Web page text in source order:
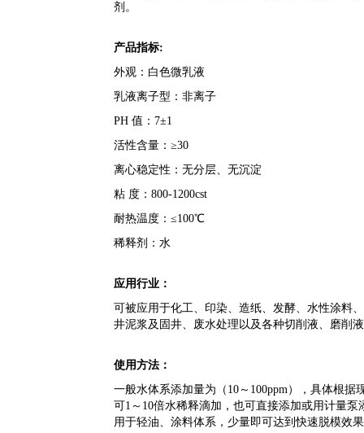
剂。
产品指标:
外观：白色微乳液
乳液离子型：非离子
PH 值： 7±1
活性含量： ≥30
离心稳定性：无分层、无沉淀
粘 度： 800-1200cst
耐热温度： ≤100℃
稀释剂：水
应用行业：
可被应用于化工、印染、造纸、发酵、水性涂料
井泥浆及固井、废水处理以及各种切削液、磨削
使用方法：
一般水体系添加量为（ 10 ～ 100ppm），具体根据
可1 ～ 10倍水稀释滴加，也可直接添加或用计量泵
用于轻油、涂料体系，少量即可达到快速脱模效